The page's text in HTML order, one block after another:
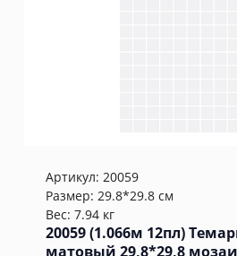
Артикул: 20059
Размер: 29.8*29.8 см
Вес: 7.94 кг
20059 (1.066м 12пл)
матовый 29,8*29,8